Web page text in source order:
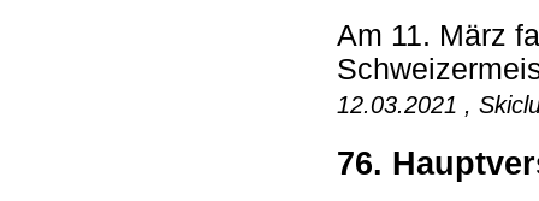
Am 11. März
12.03.2021 ,
76.